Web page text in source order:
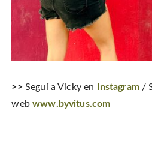
>> Seguí a Vicky en Instagram/
webwww.byvitus.com